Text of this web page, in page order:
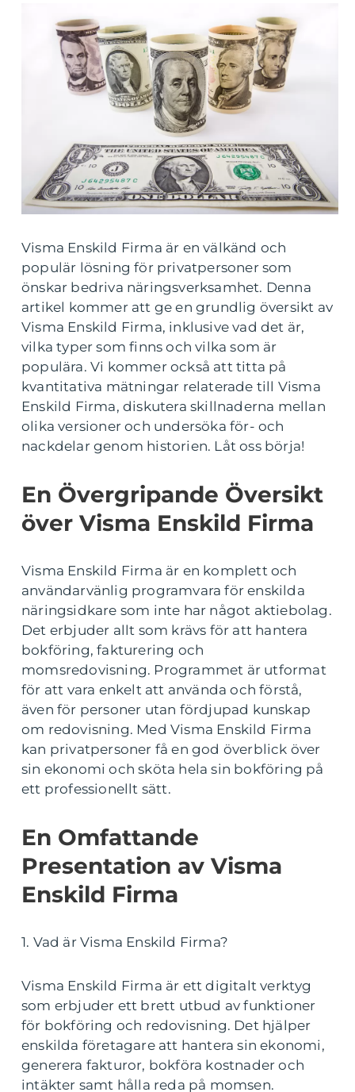
Visma Enskild Firma är en välkänd och
populär lösning för privatpersoner som
önskar bedriva näringsverksamhet. Denna
artikel kommer att ge en grundlig översikt av
Visma Enskild Firma, inklusive vad det är,
vilka typer som finns och vilka som är
populära. Vi kommer också att titta på
kvantitativa mätningar relaterade till Visma
Enskild Firma, diskutera skillnaderna mellan
olika versioner och undersöka för- och
nackdelar genom historien. Låt oss börja!
En Övergripande Översikt
över Visma Enskild Firma
Visma Enskild Firma är en komplett och
användarvänlig programvara för enskilda
näringsidkare som inte har något aktiebolag.
Det erbjuder allt som krävs för att hantera
bokföring, fakturering och
momsredovisning. Programmet är utformat
för att vara enkelt att använda och förstå,
även för personer utan fördjupad kunskap
om redovisning. Med Visma Enskild Firma
kan privatpersoner få en god överblick över
sin ekonomi och sköta hela sin bokföring på
ett professionellt sätt.
En Omfattande
Presentation av Visma
Enskild Firma
1. Vad är Visma Enskild Firma?
Visma Enskild Firma är ett digitalt verktyg
som erbjuder ett brett utbud av funktioner
för bokföring och redovisning. Det hjälper
enskilda företagare att hantera sin ekonomi,
generera fakturor, bokföra kostnader och
intäkter samt hålla reda på momsen.